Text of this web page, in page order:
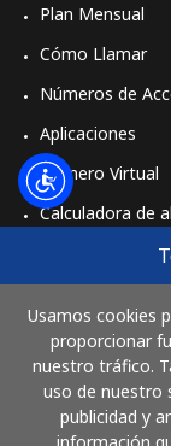
Usamos cookies
proporcionar
nuestro tráfico.
uso de nuestro
publicidad y
Plan Mensual
Cómo Llamar
Números de
Aplicaciones
Número Virtual
Calculadora de
Comprar
Cómo funciona